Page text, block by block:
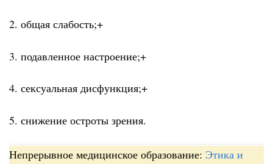
2. общая слабость;+
3. подавленное настроение;+
4. сексуальная дисфункция;+
5. снижение остроты зрения.
Непрерывное медицинское образование: Этика и